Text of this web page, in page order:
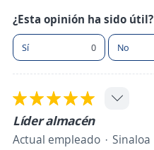
¿Esta opinión ha sido útil?
Sí 0 No
Líder almacén
Actual empleado Sinaloa